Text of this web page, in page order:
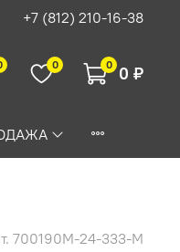
+7 (812) 210-16-38
0 0 0 ₽
700190M-24-333-M